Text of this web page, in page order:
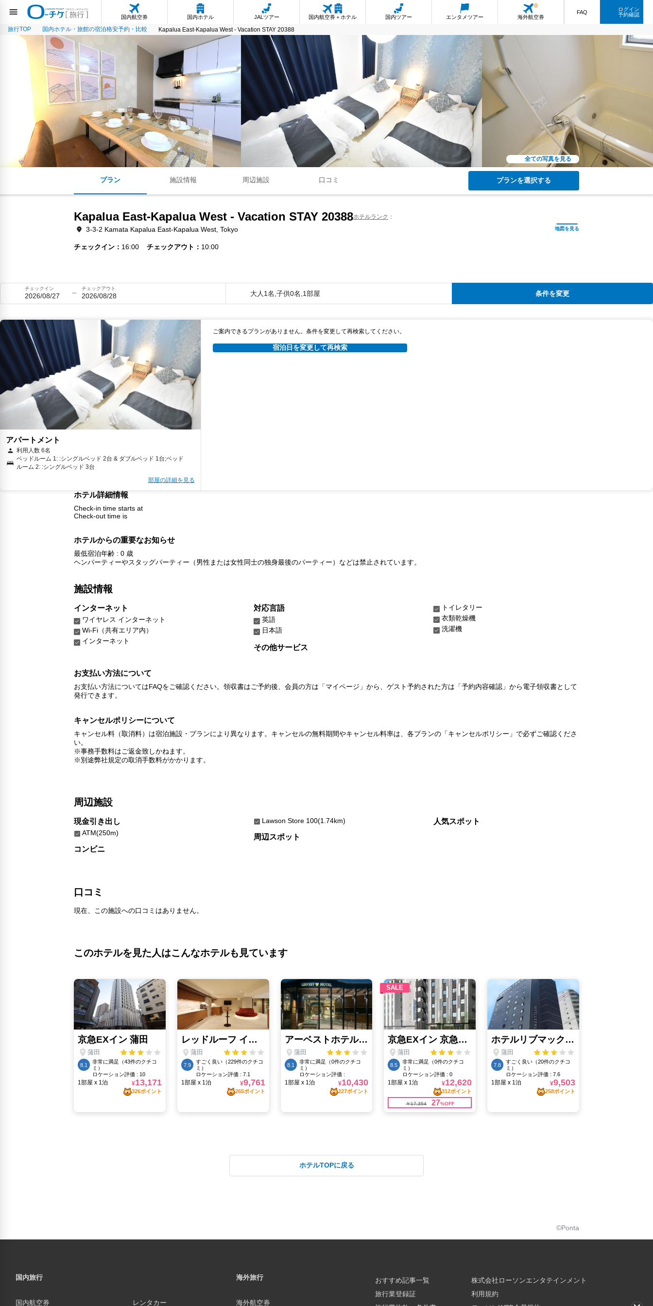
国内航空券 国内ホテル JALツアー 国内航空券＋ホテル 国内ツアー エンタメツアー 海外航空券
FAQ
ログイン
予約確認
旅行TOP 国内ホテル・旅館の宿泊格安予約・比較 Kapalua East-Kapalua West - Vacation STAY 20388
全ての写真を見る
プラン 施設情報 周辺施設 口コミ プランを選択する
Kapalua East-Kapalua West - Vacation STAY 20388ホテルランク
3-3-2 Kamata Kapalua East-Kapalua West, Tokyo
チェックイン 16:00 チェックアウト 10:00
チェックイン
2026/08/27
チェックアウト
2026/08/28 大人1名,子供0名,1部屋 条件を変更
アパートメント
利用人数 6名
ベッドルーム 1: :シングルベッド 2台 & ダブルベッド 1台;ベッド
ルーム 2: :シングルベッド 3台
部屋の詳細を見る
ご案内できるプランがありません。条件を変更して再検索してください。
宿泊日を変更して再検索
ホテル詳細情報
Check-in time starts at
Check-out time is
ホテルからの重要なお知らせ
最低宿泊年齢 : 0 歳
ヘンパーティーやスタッグパーティー（男性または女性同士の独身最後のパーティー）などは禁止されています。
施設情報
インターネット
ワイヤレス インターネット
Wi-Fi（共有エリア内）
インターネット
対応言語
英語
日本語
その他サービス
トイレタリー
衣類乾燥機
洗濯機
お支払い方法について
お支払い方法についてはFAQをご確認ください。領収書はご予約後、会員の方は「マイページ」から、ゲスト予約された方は「予約内容確認」から電子領収書として
発行できます。
キャンセルポリシーについて
キャンセル料（取消料）は宿泊施設・プランにより異なります。キャンセルの無料期間やキャンセル料率は、各プランの「キャンセルポリシー」で必ずご確認くださ
い。
※事務手数料はご返金致しかねます。
※別途弊社規定の取消手数料がかかります。
周辺施設
現金引き出し
ATM(250m)
コンビニ
Lawson Store 100(1.74km)
周辺スポット
人気スポット
口コミ
現在、この施設への口コミはありません。
このホテルを見た人はこんなホテルも見ています
ホテルTOPに戻る
©Ponta
国内旅行
国内航空券 レンタカー
海外旅行
海外航空券
おすすめ記事一覧
旅行業登録証
株式会社ローソンエンタテインメント
利用規約